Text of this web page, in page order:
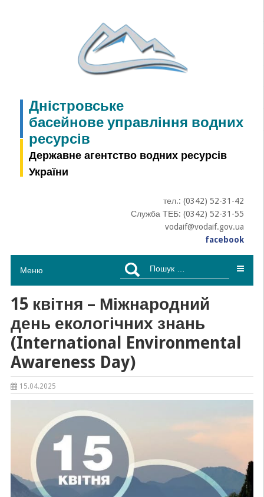
Дністровське
басейнове управління водних
ресурсів
Державне агентство водних ресурсів
України
тел.: (0342) 52-31-42
Служба ТЕБ: (0342) 52-31-55
vodaif@vodaif.gov.ua
facebook
Меню
Пошук:
15 квітня – Міжнародний
день екологічних знань
(International Environmental
Awareness Day)
15.04.2025